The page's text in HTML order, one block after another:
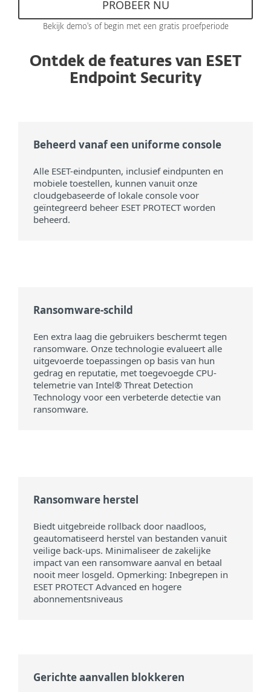
PROBEER NU
Bekijk demo's of begin met een gratis proefperiode
Ontdek de features van ESET
Endpoint Security
Beheerd vanaf een uniforme console
Alle ESET-eindpunten, inclusief eindpunten en
mobiele toestellen, kunnen vanuit onze
cloudgebaseerde of lokale console voor
geïntegreerd beheer ESET PROTECT worden
beheerd.
Ransomware-schild
Een extra laag die gebruikers beschermt tegen
ransomware. Onze technologie evalueert alle
uitgevoerde toepassingen op basis van hun
gedrag en reputatie, met toegevoegde CPU-
telemetrie van Intel® Threat Detection
Technology voor een verbeterde detectie van
ransomware.
Ransomware herstel
Biedt uitgebreide rollback door naadloos,
geautomatiseerd herstel van bestanden vanuit
veilige back-ups. Minimaliseer de zakelijke
impact van een ransomware aanval en betaal
nooit meer losgeld. Opmerking: Inbegrepen in
ESET PROTECT Advanced en hogere
abonnementsniveaus
Gerichte aanvallen blokkeren